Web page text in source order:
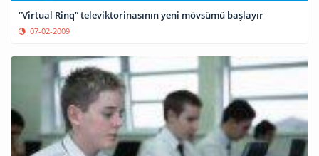
“Virtual Rinq” televiktorinasının yeni mövsümü başlayır
07-02-2009